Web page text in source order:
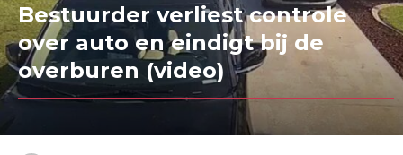
Bestuurder verliest controle
over auto en eindigt bij de
overburen (video)